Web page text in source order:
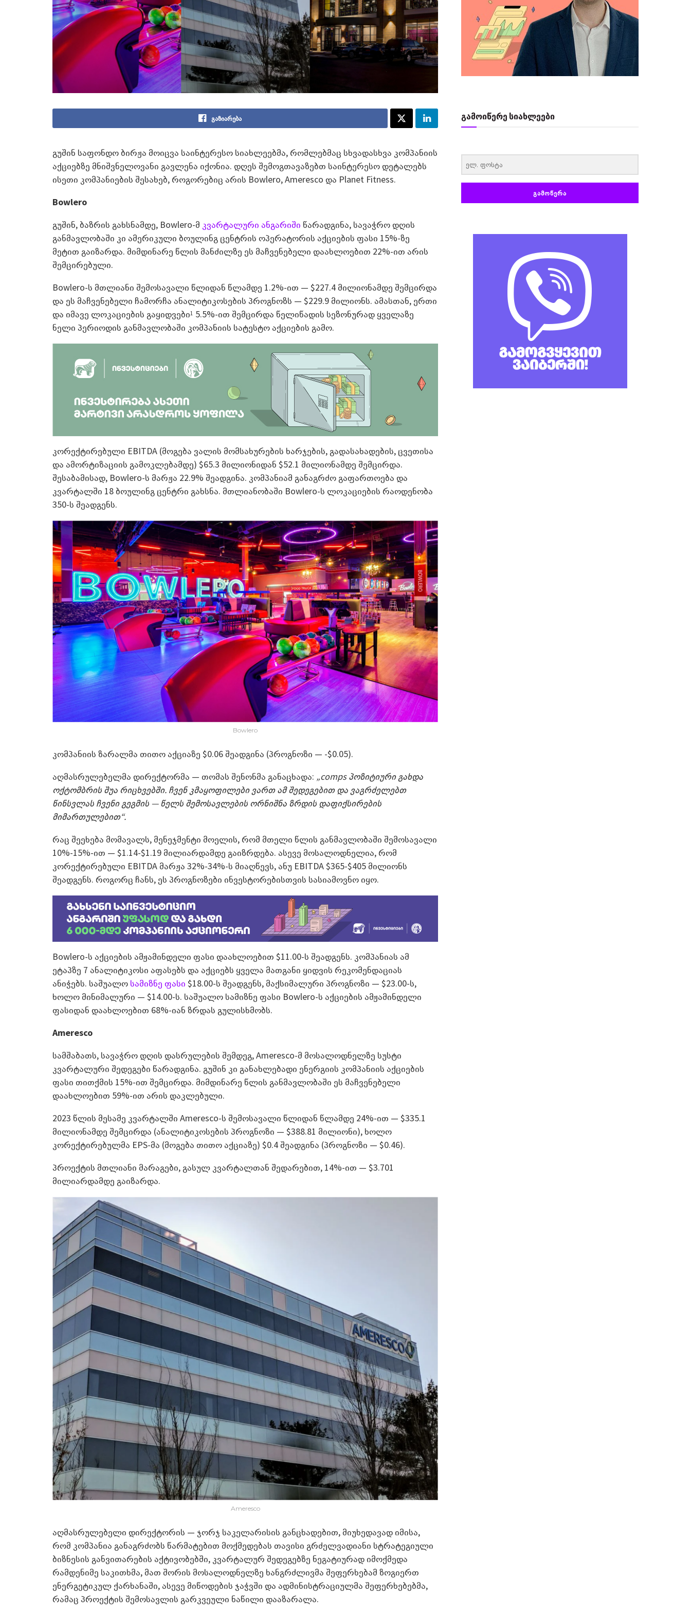
გაზიარება
გუშინ საფონდო ბირჟა მოიცვა საინტერესო სიახლეებმა, რომლებმაც სხვადასხვა კომპანიის
აქციებზე მნიშვნელოვანი გავლენა იქონია. დღეს შემოგთავაზებთ საინტერესო დეტალებს
ისეთი კომპანიების შესახებ, როგორებიც არის Bowlero, Ameresco და Planet Fitness.
Bowlero
გუშინ, ბაზრის გახსნამდე, Bowlero-მ კვარტალური ანგარიში წარადგინა, სავაჭრო დღის
განმავლობაში კი ამერიკული ბოულინგ ცენტრის ოპერატორის აქციების ფასი 15%-ზე
მეტით გაიზარდა. მიმდინარე წლის მანძილზე ეს მაჩვენებელი დაახლოებით 22%-ით არის
შემცირებული.
Bowlero-ს მთლიანი შემოსავალი წლიდან წლამდე 1.2%-ით — $227.4 მილიონამდე შემცირდა
და ეს მაჩვენებელი ჩამორჩა ანალიტიკოსების პროგნოზს — $229.9 მილიონს. ამასთან, ერთი
და იმავე ლოკაციების გაყიდვები1 5.5%-ით შემცირდა წელიწადის სეზონურად ყველაზე
ნელი პერიოდის განმავლობაში კომპანიის სატესტო აქციების გამო.
კორექტირებული EBITDA (მოგება ვალის მომსახურების ხარჯების, გადასახადების, ცვეთისა
და ამორტიზაციის გამოკლებამდე) $65.3 მილიონიდან $52.1 მილიონამდე შემცირდა.
შესაბამისად, Bowlero-ს მარჟა 22.9% შეადგინა. კომპანიამ განაგრძო გაფართოება და
კვარტალში 18 ბოულინგ ცენტრი გახსნა. მთლიანობაში Bowlero-ს ლოკაციების რაოდენობა
350-ს შეადგენს.
Bowlero
კომპანიის ზარალმა თითო აქციაზე $0.06 შეადგინა (პროგნოზი — -$0.05).
აღმასრულებელმა დირექტორმა — თომას შენონმა განაცხადა: „comps პოზიტიური გახდა
ოქტომბრის შუა რიცხვებში. ჩვენ კმაყოფილები ვართ ამ შედეგებით და ვაგრძელებთ
წინსვლას ჩვენი გეგმის — წელს შემოსავლების ორნიშნა ზრდის დაფიქსირების
მიმართულებით“.
რაც შეეხება მომავალს, მენეჯმენტი მოელის, რომ მთელი წლის განმავლობაში შემოსავალი
10%-15%-ით — $1.14-$1.19 მილიარდამდე გაიზრდება. ასევე მოსალოდნელია, რომ
კორექტირებული EBITDA მარჟა 32%-34%-ს მიაღწევს, ანუ EBITDA $365-$405 მილიონს
შეადგენს. როგორც ჩანს, ეს პროგნოზები ინვესტორებისთვის სასიამოვნო იყო.
Bowlero-ს აქციების ამჟამინდელი ფასი დაახლოებით $11.00-ს შეადგენს. კომპანიას ამ
ეტაპზე 7 ანალიტიკოსი აფასებს და აქციებს ყველა მათგანი ყიდვის რეკომენდაციას
ანიჭებს. საშუალო სამიზნე ფასი $18.00-ს შეადგენს, მაქსიმალური პროგნოზი — $23.00-ს,
ხოლო მინიმალური — $14.00-ს. საშუალო სამიზნე ფასი Bowlero-ს აქციების ამჟამინდელი
ფასიდან დაახლოებით 68%-იან ზრდას გულისხმობს.
Ameresco
სამშაბათს, სავაჭრო დღის დასრულების შემდეგ, Ameresco-მ მოსალოდნელზე სუსტი
კვარტალური შედეგები წარადგინა. გუშინ კი განახლებადი ენერგიის კომპანიის აქციების
ფასი თითქმის 15%-ით შემცირდა. მიმდინარე წლის განმავლობაში ეს მაჩვენებელი
დაახლოებით 59%-ით არის დაკლებული.
2023 წლის მესამე კვარტალში Ameresco-ს შემოსავალი წლიდან წლამდე 24%-ით — $335.1
მილიონამდე შემცირდა (ანალიტიკოსების პროგნოზი — $388.81 მილიონი), ხოლო
კორექტირებულმა EPS-მა (მოგება თითო აქციაზე) $0.4 შეადგინა (პროგნოზი — $0.46).
პროექტის მთლიანი მარაგები, გასულ კვარტალთან შედარებით, 14%-ით — $3.701
მილიარდამდე გაიზარდა.
Ameresco
აღმასრულებელი დირექტორის — ჯორჯ საკელარისის განცხადებით, მიუხედავად იმისა,
რომ კომპანია განაგრძობს წარმატებით მოქმედებას თავისი გრძელვადიანი სტრატეგიული
ბიზნესის განვითარების აქტივობებში, კვარტალურ შედეგებზე ნეგატიურად იმოქმედა
რამდენიმე საკითხმა, მათ შორის მოსალოდნელზე ხანგრძლივმა შეფერხებამ ზოგიერთ
ენერგეტიკულ ქარხანაში, ასევე მიწოდების ჯაჭვში და ადმინისტრაციულმა შეფერხებებმა,
რამაც პროექტის შემოსავლის გარკვეული ნაწილი დააზარალა.
გამოიწერე სიახლეები
ᲒᲐᲛᲝᲬᲔᲠᲐ